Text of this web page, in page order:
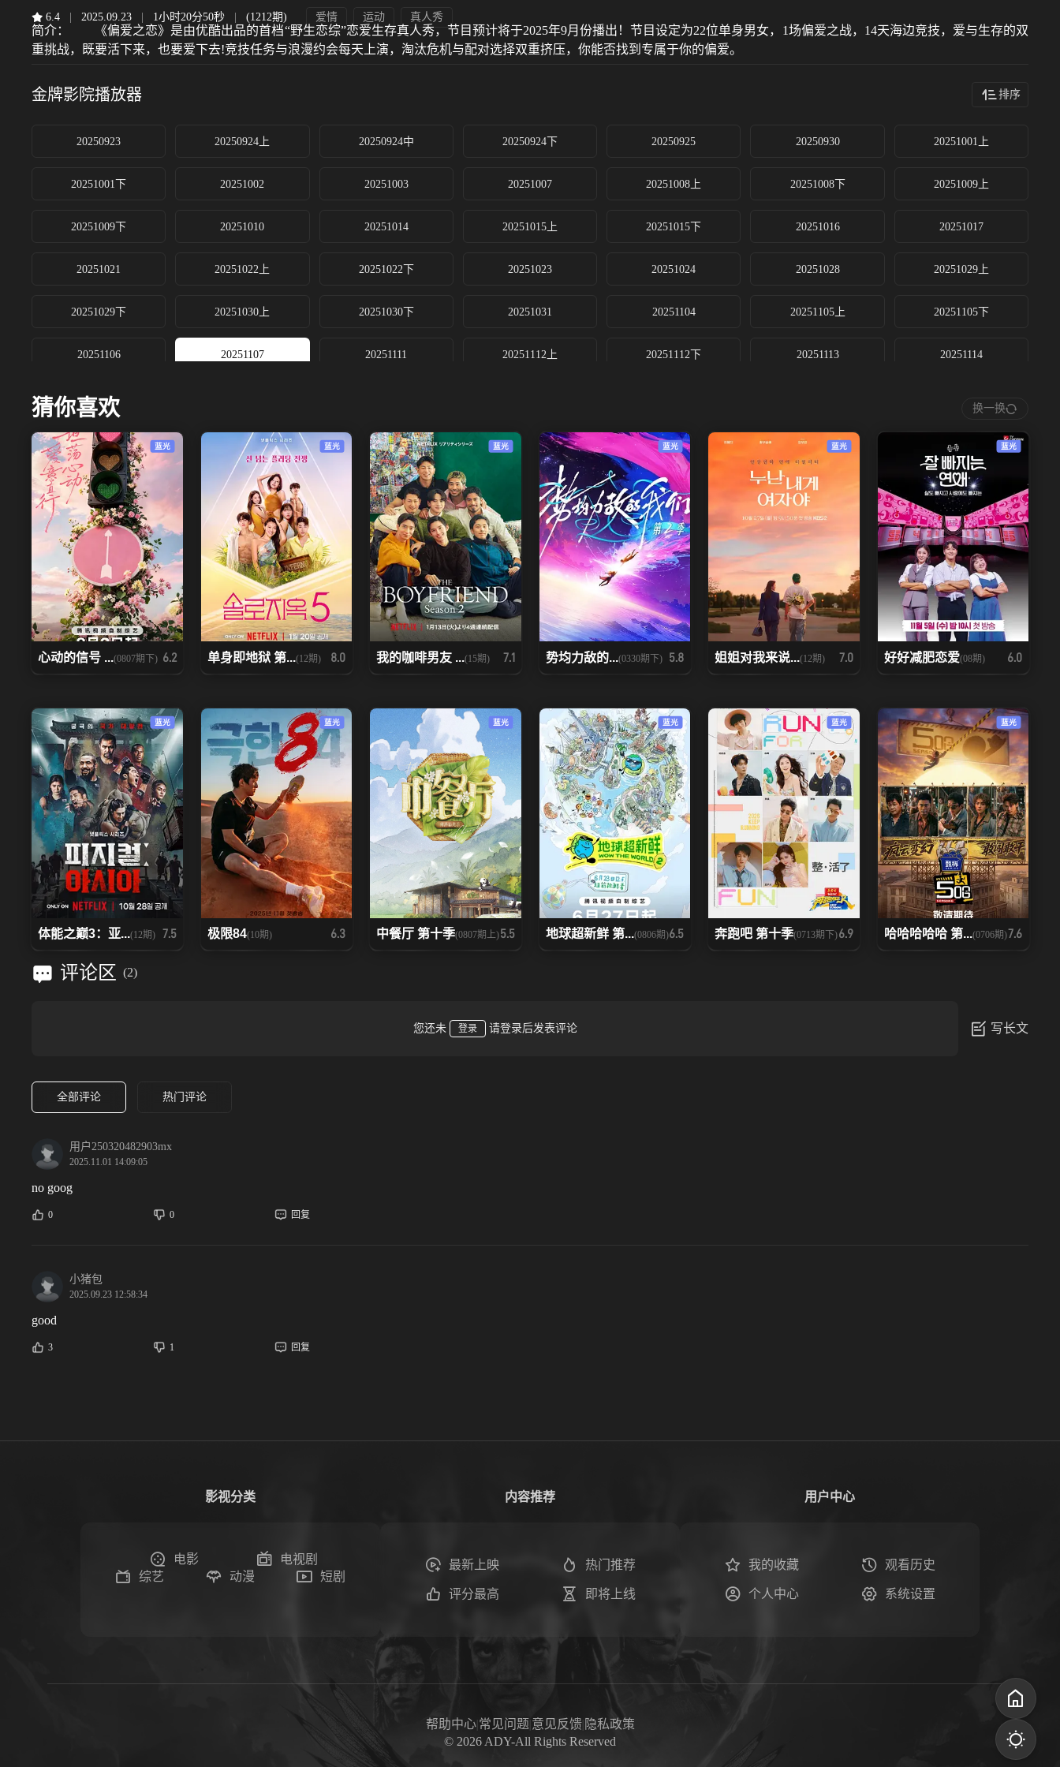
6.4 2025.09.23 1小时20分50秒 (1212期) 爱情 运动 真人秀
简介：
《偏爱之恋》是由优酷出品的首档“野生恋综”恋爱生存真人秀，节目预计将于2025年9月份播出！节目设定为22位单身男女，1场偏爱之战，14天海边竞技，爱与生存的双
重挑战，既要活下来，也要爱下去!竞技任务与浪漫约会每天上演，淘汰危机与配对选择双重挤压，你能否找到专属于你的偏爱。
金牌影院播放器 排序
20250923 20250924上 20250924中 20250924下 20250925 20250930 20251001上
20251001下 20251002 20251003 20251007 20251008上 20251008下 20251009上
20251009下 20251010 20251014 20251015上 20251015下 20251016 20251017
20251021 20251022上 20251022下 20251023 20251024 20251028 20251029上
20251029下 20251030上 20251030下 20251031 20251104 20251105上 20251105下
20251106 20251107 20251111 20251112上 20251112下 20251113 20251114
20251118
20251126下 20251128 20251202 20251203上 20251203下 20251204上
20251204下 20251204加1 20251205 20251210 20251211 20251212
猜你喜欢 换一换
蓝光
心动的信号 ...(0807期下) 6.2
蓝光
单身即地狱 第...(12期) 8.0
蓝光
我的咖啡男友 ...(15期) 7.1
蓝光
势均力敌的...(0330期下) 5.8
蓝光
姐姐对我来说...(12期) 7.0
蓝光
好好减肥恋爱(08期) 6.0
蓝光
体能之巅3：亚...(12期) 7.5
蓝光
极限84(10期) 6.3
蓝光
中餐厅 第十季(0807期上)5.5
蓝光
地球超新鲜 第...(0806期)6.5
蓝光
奔跑吧 第十季(0713期下)6.9
蓝光
哈哈哈哈哈 第...(0706期)7.6
评论区 (2)
您还未 登录 请登录后发表评论 写长文
全部评论 热门评论
用户250320482903mx
2025.11.01 14:09:05
no goog
0 0 回复
小猪包
2025.09.23 12:58:34
good
3 1 回复
影视分类
电影
电视剧
综艺
动漫 短剧
内容推荐
最新上映 热门推荐
评分最高 即将上线
用户中心
我的收藏 观看历史
个人中心 系统设置
帮助中心|常见问题|意见反馈| 隐私政策
© 2026 ADY-All Rights Reserved